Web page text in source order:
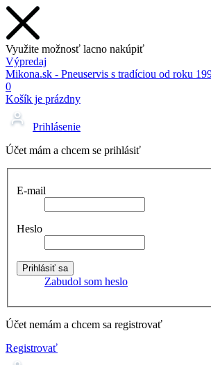
Využite možnosť lacno nakúpiť
Výpredaj
Mikona.sk - Pneuservis s tradíciou od roku
0
Košík je prázdny
Prihlásenie
Účet mám a chcem se prihlásiť
E-mail
Heslo
Zabudol som heslo
Účet nemám a chcem sa registrovať
Registrovať